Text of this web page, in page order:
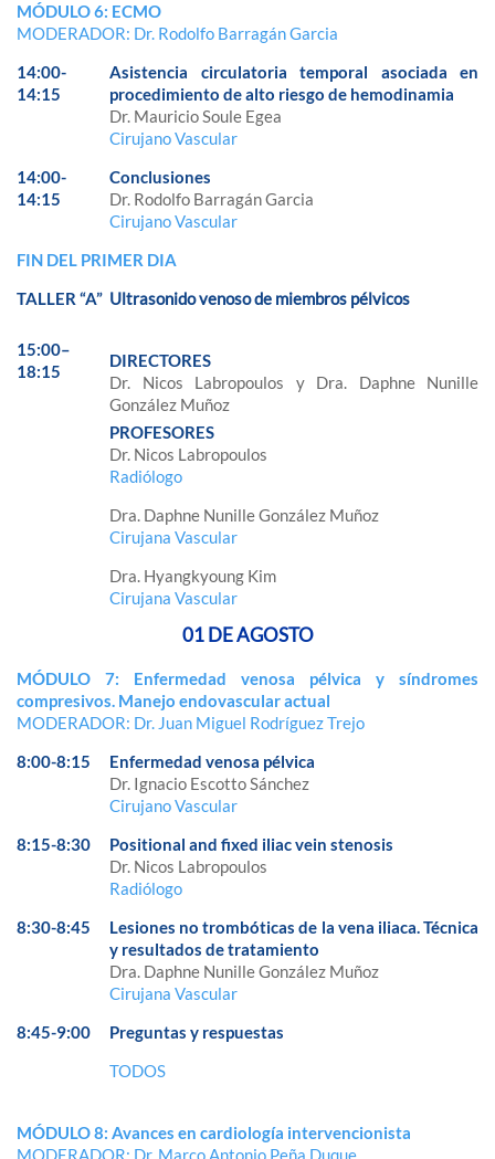
MÓDULO 6: ECMO
MODERADOR: Dr. Rodolfo Barragán Garcia
14:00-
14:15
Asistencia circulatoria temporal asociada en
procedimiento de alto riesgo de hemodinamia
Dr. Mauricio Soule Egea
Cirujano Vascular
14:00-
14:15
Conclusiones
Dr. Rodolfo Barragán Garcia
Cirujano Vascular
FIN DEL PRIMER DIA
TALLER “A”
15:00–
18:15
Ultrasonido venoso de miembros pélvicos
DIRECTORES
Dr. Nicos Labropoulos y Dra. Daphne Nunille
González Muñoz
PROFESORES
Dr. Nicos Labropoulos
Radiólogo
Dra. Daphne Nunille González Muñoz
Cirujana Vascular
Dra. Hyangkyoung Kim
Cirujana Vascular
01 DE AGOSTO
MÓDULO 7: Enfermedad venosa pélvica y síndromes
compresivos. Manejo endovascular actual
MODERADOR: Dr. Juan Miguel Rodríguez Trejo
8:00-8:15
Enfermedad venosa pélvica
Dr. Ignacio Escotto Sánchez
Cirujano Vascular
8:15-8:30
Positional and fixed iliac vein stenosis
Dr. Nicos Labropoulos
Radiólogo
8:30-8:45
Lesiones no trombóticas de la vena iliaca. Técnica
y resultados de tratamiento
Dra. Daphne Nunille González Muñoz
Cirujana Vascular
8:45-9:00
Preguntas y respuestas
TODOS
MÓDULO 8: Avances en cardiología intervencionista
MODERADOR: Dr. Marco Antonio Peña Duque